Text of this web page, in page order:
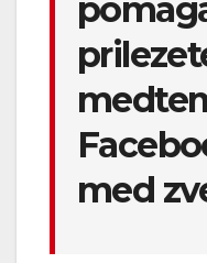
med